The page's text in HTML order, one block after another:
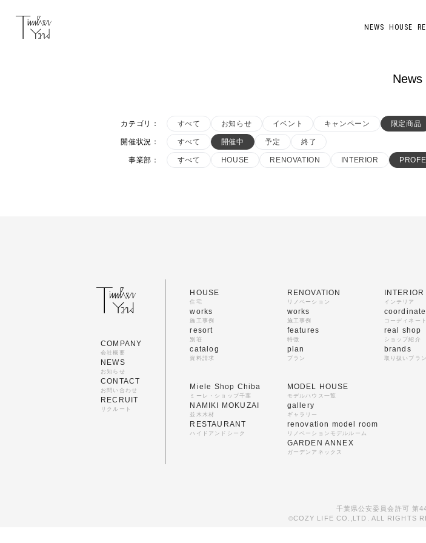
NEWS HOUSE
News
カテゴリ ： すべて お知らせ イベント キャンペーン 限定商品
開催状況 ： すべて 開催中 予定 終了
事業部 ： すべて HOUSE RENOVATION INTERIOR
COMPANY
会社概要
NEWS
お知らせ
CONTACT
お問い合わせ
RECRUIT
リクルート
HOUSE
住宅
works
施工事例
resort
別荘
catalog
資料請求
RENOVATION
リノベーション
works
施工事例
features
特徴
plan
プラン
INTERIOR
インテリア
コーディネー
real shop
ショップ紹介
brands
取り扱いブラ
Miele Shop Chiba
ミーレ・ショップ千葉
NAMIKI MOKUZAI
並木木材
RESTAURANT
ハイドアンドシーク
MODEL HOUSE
モデルハウス一覧
gallery
ギャラリー
renovation model room
リノベーションモデルルーム
GARDEN ANNEX
ガーデンアネックス
千葉県公安委員会許可 第
©COZY LIFE CO.,LTD. ALL RIGHTS